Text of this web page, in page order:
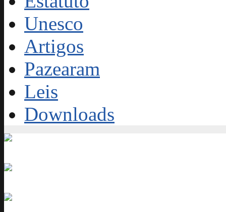
Unesco
Artigos
Pazearam
Leis
Downloads